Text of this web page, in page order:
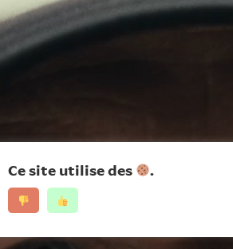
Ce site utilise des .